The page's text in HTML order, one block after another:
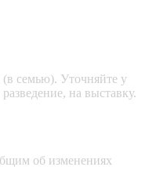
семью). Уточняйте у
на выставку.
об изменениях